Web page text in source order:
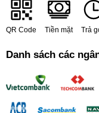
QR Code Tiền mặt Trả
Danh sách các